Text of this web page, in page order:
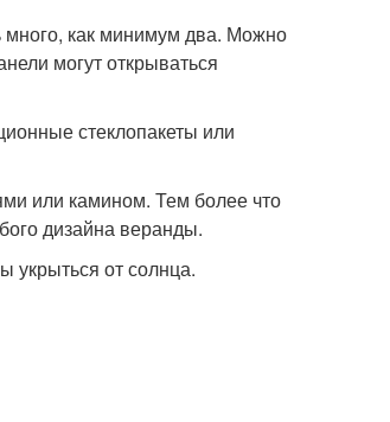
много, как минимум два. Можно
могут открываться
стеклопакеты или
или камином. Тем более что
дизайна веранды.
укрыться от солнца.